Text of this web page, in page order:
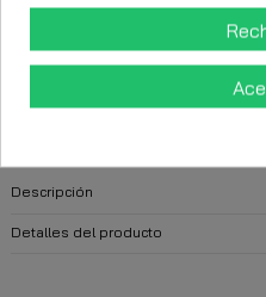
FECHA ESTIMADA DE
CttExpress 24/
Descripción
Detalles del producto